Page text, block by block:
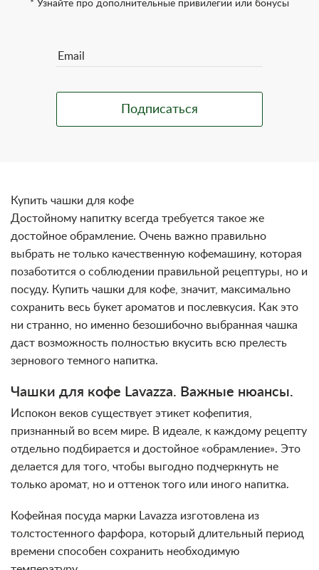
* Узнайте про дополнительные привилегии или бонусы
Купить чашки для кофе
Достойному напитку всегда требуется такое же
достойное обрамление. Очень важно правильно
выбрать не только качественную кофемашину, которая
позаботится о соблюдении правильной рецептуры, но и
посуду. Купить чашки для кофе, значит, максимально
сохранить весь букет ароматов и послевкусия. Как это
ни странно, но именно безошибочно выбранная чашка
даст возможность полностью вкусить всю прелесть
зернового темного напитка.
Чашки для кофе Lavazza. Важные нюансы.
Испокон веков существует этикет кофепития,
признанный во всем мире. В идеале, к каждому рецепту
отдельно подбирается и достойное «обрамление». Это
делается для того, чтобы выгодно подчеркнуть не
только аромат, но и оттенок того или иного напитка.
Кофейная посуда марки Lavazza изготовлена из
толстостенного фарфора, который длительный период
времени способен сохранить необходимую